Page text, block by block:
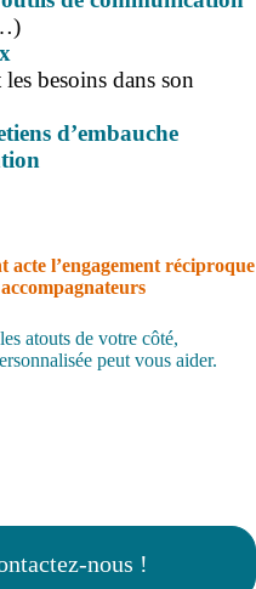
les besoins dans son
d’embauche
acte l’engagement réciproque
atouts de votre côté,
peut vous aider.
nous !